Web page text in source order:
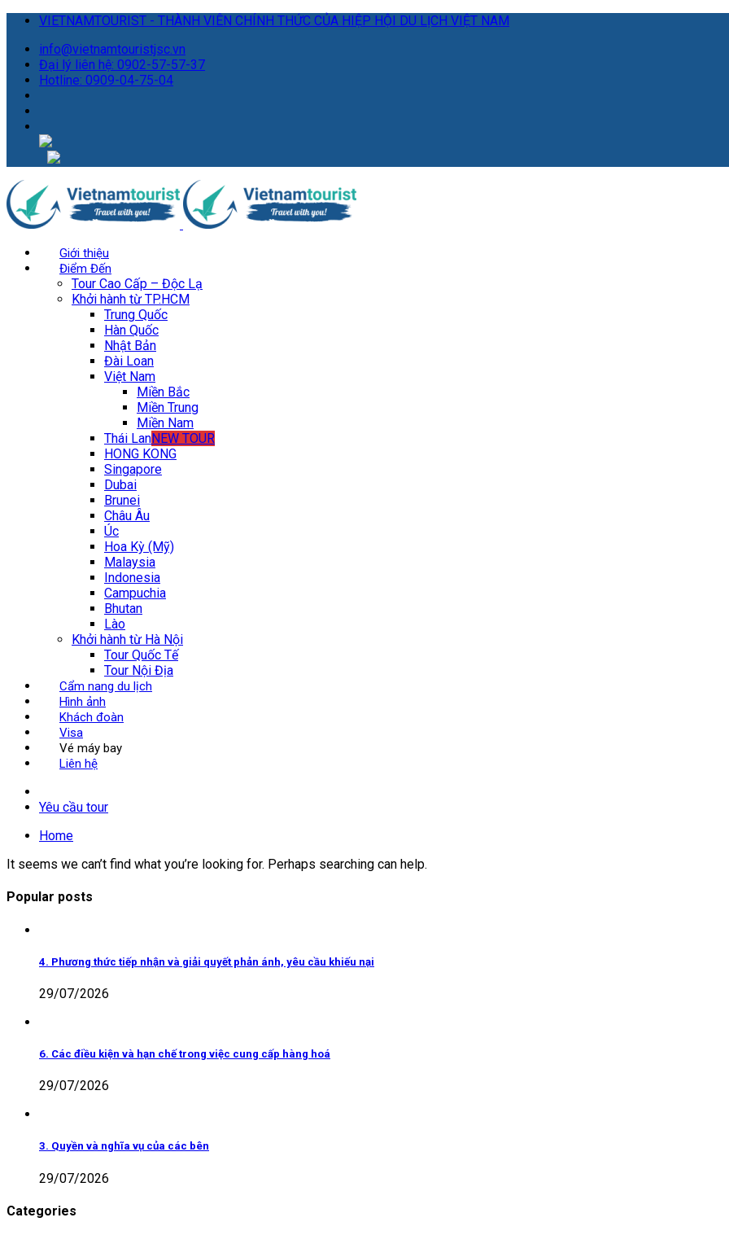
VIETNAMTOURIST - THÀNH VIÊN CHÍNH THỨC CỦA HIỆP HỘI DU LỊCH VIỆT NAM
info@vietnamtouristjsc.vn
Đại lý liên hệ: 0902-57-57-37
Hotline: 0909-04-75-04
Giới thiệu
Điểm Đến
Tour Cao Cấp – Độc Lạ
Khởi hành từ TP.HCM
Trung Quốc
Hàn Quốc
Nhật Bản
Đài Loan
Việt Nam
Miền Bắc
Miền Trung
Miền Nam
Thái LanNEW TOUR
HONG KONG
Singapore
Dubai
Brunei
Châu Âu
Úc
Hoa Kỳ (Mỹ)
Malaysia
Indonesia
Campuchia
Bhutan
Lào
Khởi hành từ Hà Nội
Tour Quốc Tế
Tour Nội Địa
Cẩm nang du lịch
Hình ảnh
Khách đoàn
Visa
Vé máy bay
Liên hệ
Yêu cầu tour
Home
It seems we can’t find what you’re looking for. Perhaps searching can help.
Popular posts
4. Phương thức tiếp nhận và giải quyết phản ánh, yêu cầu khiếu nại
29/07/2026
6. Các điều kiện và hạn chế trong việc cung cấp hàng hoá
29/07/2026
3. Quyền và nghĩa vụ của các bên
29/07/2026
Categories